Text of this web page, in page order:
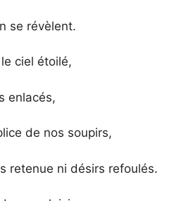
se révèlent.
ciel étoilé,
enlacés,
de nos soupirs,
retenue ni désirs refoulés.